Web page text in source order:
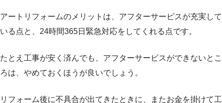
アートリフォームのメリットは、アフターサービスが充実して
いる点と、24時間365日緊急対応をしてくれる点です。
たとえ工事が安く済んでも、アフターサービスができないとこ
ろは、やめておくほうが良いでしょう。
リフォーム後に不具合が出てきたときに、またお金を掛けて工